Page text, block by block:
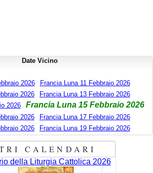
Date Vicino
2026
Francia Luna 11 Febbraio 2026
2026
Francia Luna 13 Febbraio 2026
2026
Francia Luna 15 Febbraio 2026
2026
Francia Luna 17 Febbraio 2026
2026
Francia Luna 19 Febbraio 2026
CALENDARI
della Liturgia Cattolica 2026